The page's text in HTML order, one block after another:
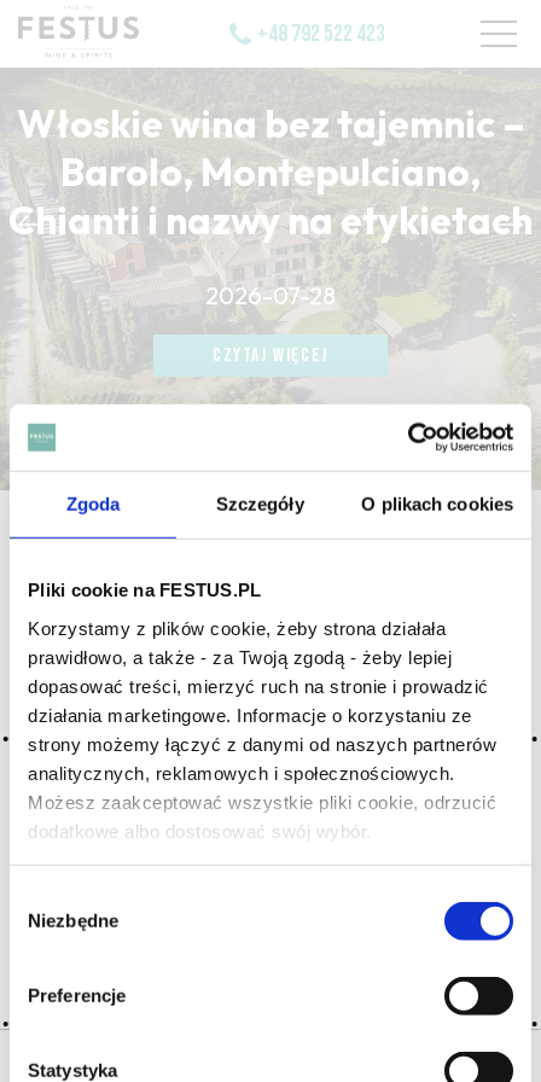
Zgoda Szczegóły O plikach cookies
Pliki cookie na FESTUS.PL
Korzystamy z plików cookie, żeby strona działała
prawidłowo, a także - za Twoją zgodą - żeby lepiej
dopasować treści, mierzyć ruch na stronie i prowadzić
działania marketingowe. Informacje o korzystaniu ze
strony możemy łączyć z danymi od naszych partnerów
analitycznych, reklamowych i społecznościowych.
Możesz zaakceptować wszystkie pliki cookie, odrzucić
dodatkowe albo dostosować swój wybór.
zgody
Niezbędne
Preferencje
Statystyka
Czy masz ukończone 18 lat?
+48 792 522 423
Włoskie wina bez tajemnic –
Barolo, Montepulciano,
Chianti i nazwy na etykietach
2026-07-28
CZYTAJ WIĘCEJ
CZYTAJ WIĘCEJ
CZYTAJ WIĘCEJ
Archiwum wpisów tagu: vide
puste
2016-05-10
syn. wina płytkiego; wino cienkie na podniebieniu, któremu
brak koncentracji, smaku, bukietu i tekstury,
niezrównoważone, mało treściwe, bez mocy, bez głębi,
nieinteresujące, krótkie, pozbawione nuty owocowej; bywa,
CZYTAJ WIĘCEJ